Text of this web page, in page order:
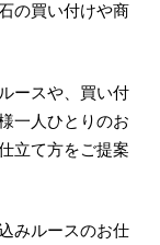
の買い付けや商
ースや、買い付
一人ひとりのお
立て方をご提案
みルースのお仕